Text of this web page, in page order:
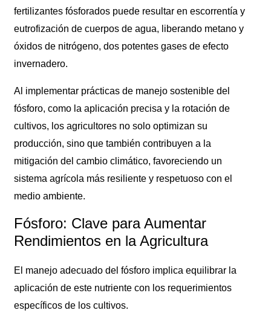
fertilizantes fósforados puede resultar en escorrentía y
eutrofización de cuerpos de agua, liberando metano y
óxidos de nitrógeno, dos potentes gases de efecto
invernadero.
Al implementar prácticas de manejo sostenible del
fósforo, como la aplicación precisa y la rotación de
cultivos, los agricultores no solo optimizan su
producción, sino que también contribuyen a la
mitigación del cambio climático, favoreciendo un
sistema agrícola más resiliente y respetuoso con el
medio ambiente.
Fósforo: Clave para Aumentar
Rendimientos en la Agricultura
El manejo adecuado del fósforo implica equilibrar la
aplicación de este nutriente con los requerimientos
específicos de los cultivos.